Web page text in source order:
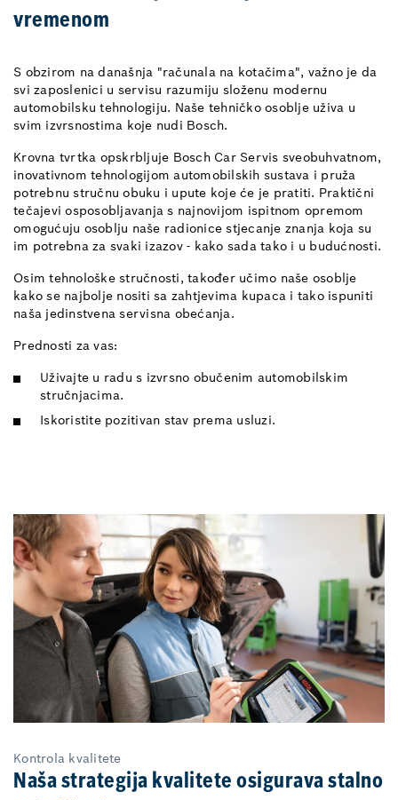
vremenom
S obzirom na današnja "računala na kotačima", važno je da
svi zaposlenici u servisu razumiju složenu modernu
automobilsku tehnologiju. Naše tehničko osoblje uživa u
svim izvrsnostima koje nudi Bosch.
Krovna tvrtka opskrbljuje Bosch Car Servis sveobuhvatnom,
inovativnom tehnologijom automobilskih sustava i pruža
potrebnu stručnu obuku i upute koje će je pratiti. Praktični
tečajevi osposobljavanja s najnovijom ispitnom opremom
omogućuju osoblju naše radionice stjecanje znanja koja su
im potrebna za svaki izazov - kako sada tako i u budućnosti.
Osim tehnološke stručnosti, također učimo naše osoblje
kako se najbolje nositi sa zahtjevima kupaca i tako ispuniti
naša jedinstvena servisna obećanja.
Prednosti za vas:
Uživajte u radu s izvrsno obučenim automobilskim
stručnjacima.
Iskoristite pozitivan stav prema usluzi.
Kontrola kvalitete
Naša strategija kvalitete osigurava stalno